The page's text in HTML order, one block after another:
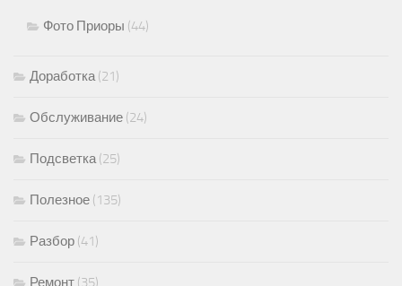
Фото Приоры (44)
Доработка(21)
Обслуживание (24)
Подсветка(25)
Полезное (135)
Разбор (41)